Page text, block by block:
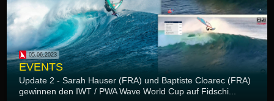
05.06.2023
EVENTS
Update 2 - Sarah Hauser (FRA) und Baptiste Cloarec (FRA)
gewinnen den IWT / PWA Wave World Cup auf Fidschi...